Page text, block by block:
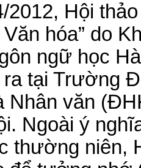
2012, Hội
hóa” do
ngữ học
tại Trường
Nhân văn
Ngoài ý
thường niên,